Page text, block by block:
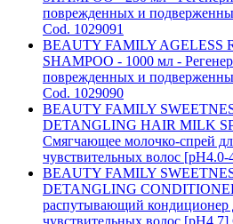
поврежденных и
Cod. 1029091
BEAUTY FAMILY AGELESS
SHAMPOO - 1000 мл -
поврежденных и
Cod. 1029090
BEAUTY FAMILY
DETANGLING HAIR MILK
Смягчающее молочко-спрей
чувствительных волос
BEAUTY FAMILY
DETANGLING
распутывающий кондиционер
чувствительных волос [pH4.7]